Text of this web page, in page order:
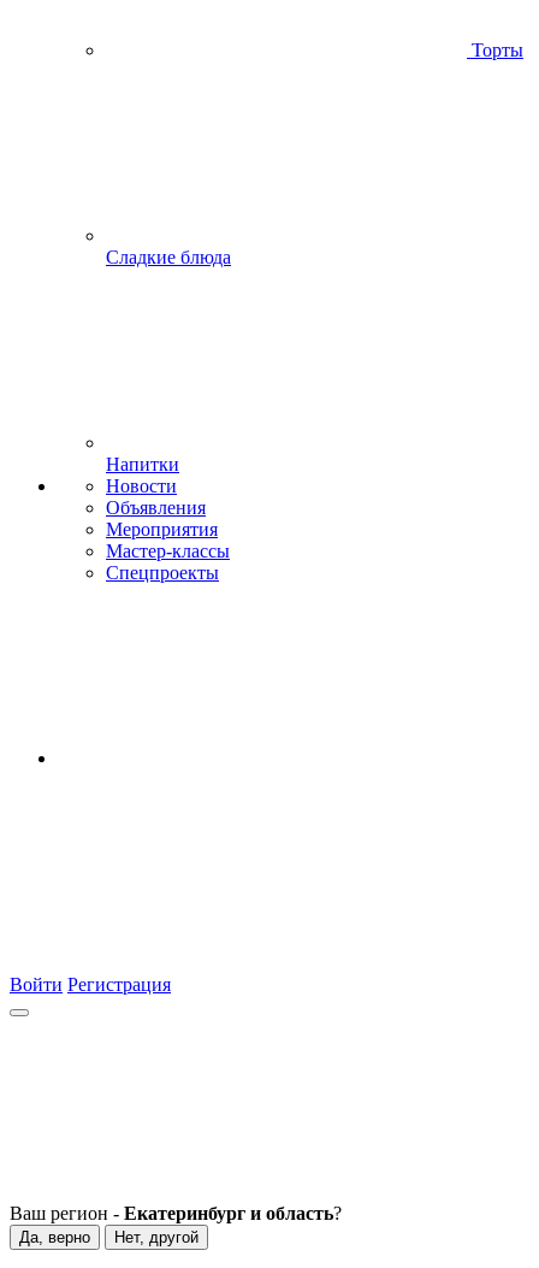
Торты
Сладкие блюда
Напитки
Новости
Объявления
Мероприятия
Мастер-классы
Спецпроекты
Войти Регистрация
Ваш регион - Екатеринбург и область?
Да, верно Нет, другой